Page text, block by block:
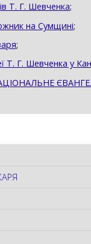
Т. Г. Шевченка;
на Сумщині;
;
Т. Г. Шевченка у